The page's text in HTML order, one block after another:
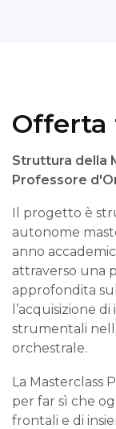
Offerta
Struttura della
Professore
Il progetto è
autonome
anno
attraverso una
approfondita
l’acquisizione
strumentali
orchestrale.
La Masterclass
per far sì che
frontali e di